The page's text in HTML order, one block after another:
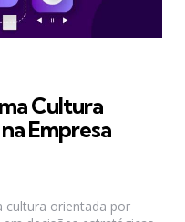
Cultura
Empresa
cultura orientada por